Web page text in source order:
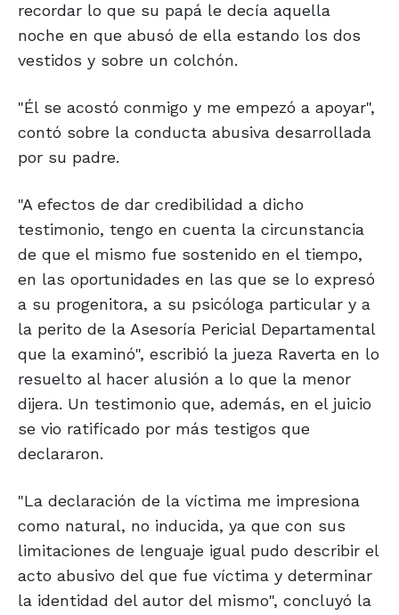
recordar lo que su papá le decía aquella
noche en que abusó de ella estando los dos
vestidos y sobre un colchón.
"Él se acostó conmigo y me empezó a apoyar",
contó sobre la conducta abusiva desarrollada
por su padre.
"A efectos de dar credibilidad a dicho
testimonio, tengo en cuenta la circunstancia
de que el mismo fue sostenido en el tiempo,
en las oportunidades en las que se lo expresó
a su progenitora, a su psicóloga particular y a
la perito de la Asesoría Pericial Departamental
que la examinó", escribió la jueza Raverta en lo
resuelto al hacer alusión a lo que la menor
dijera. Un testimonio que, además, en el juicio
se vio ratificado por más testigos que
declararon.
"La declaración de la víctima me impresiona
como natural, no inducida, ya que con sus
limitaciones de lenguaje igual pudo describir el
acto abusivo del que fue víctima y determinar
la identidad del autor del mismo", concluyó la